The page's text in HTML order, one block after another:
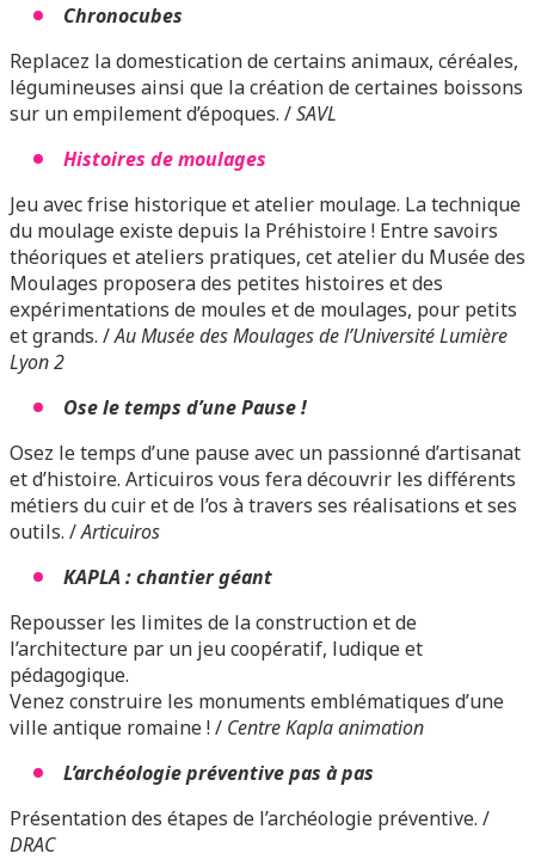
Chronocubes
Replacez la domestication de certains animaux, céréales,
légumineuses ainsi que la création de certaines boissons
sur un empilement d’époques. /SAVL
Histoires de moulages
Jeu avec frise historique et atelier moulage. La technique
du moulage existe depuis la Préhistoire ! Entre savoirs
théoriques et ateliers pratiques, cet atelier du Musée des
Moulages proposera des petites histoires et des
expérimentations de moules et de moulages, pour petits
et grands. /Au Musée des Moulages de l’Université Lumière
Lyon 2
Ose le temps d’une Pause !
Osez le temps d’une pause avec un passionné d’artisanat
et d’histoire. Articuiros vous fera découvrir les différents
métiers du cuir et de l’os à travers ses réalisations et ses
outils. /Articuiros
KAPLA : chantier géant
Repousser les limites de la construction et de
l’architecture par un jeu coopératif, ludique et
pédagogique.
Venez construire les monuments emblématiques d’une
ville antique romaine ! / Centre Kapla animation
L’archéologie préventive pas à pas
Présentation des étapes de l’archéologie préventive. /
DRAC